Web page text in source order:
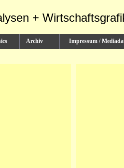
+
Archiv Impressum /